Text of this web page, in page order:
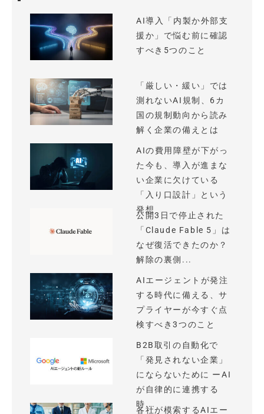
AI導入「内製か外部支
援か」で悩む前に確認
すべき5つのこと
「厳しい・緩い」では
測れないAI規制、6カ
国の規制動向から読み
解く企業の備えとは
AIの費用障壁が下がっ
た今も、導入が進まな
い企業に欠けている
「入り口設計」という
発想
公開3日で停止された
「Claude Fable 5」は
なぜ復活できたのか？
解除の裏側...
AIエージェントが発注
する時代に備える、サ
プライヤーが今すぐ点
検すべき3つのこと
B2B取引の自動化で
「発見されない企業」
にならないために ーAI
が自律的に連携する
時...
各社が模索するAIエー